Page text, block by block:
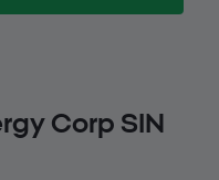
Corp SIN